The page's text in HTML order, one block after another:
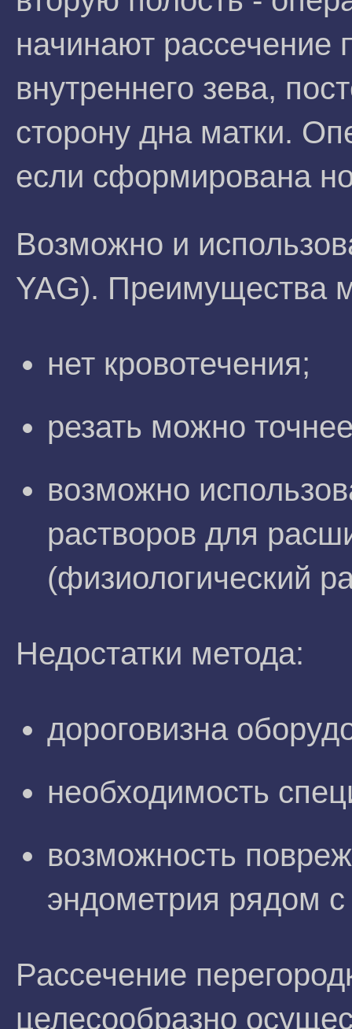
начинают рассечение
внутреннего зева,
сторону дна матки.
если сформирована
Возможно и
YAG). Преимущества
нет кровотечения;
резать можно
возможно
растворов для
(физиологический
Недостатки метода:
дороговизна
необходимость
возможность
эндометрия рядом с
Рассечение
целесообразно